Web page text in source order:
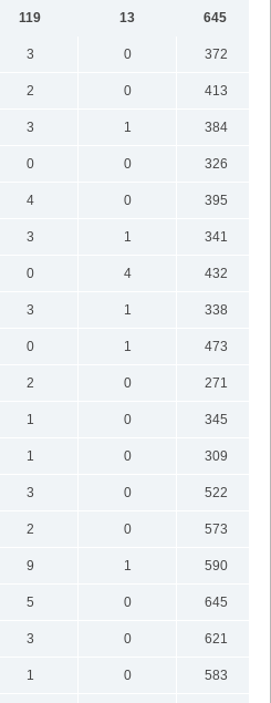
119 13 645
3 0 372
2 0 413
3 1 384
0 0 326
4 0 395
3 1 341
0 4 432
3 1 338
0 1 473
2 0
271
1 0
345
1 0
309
3 0 522
2 0 573
9 1 590
5 0 645
3 0 621
1 0 583